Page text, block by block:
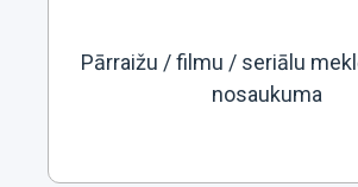
Pārraižu / filmu / seriālu
nosaukuma